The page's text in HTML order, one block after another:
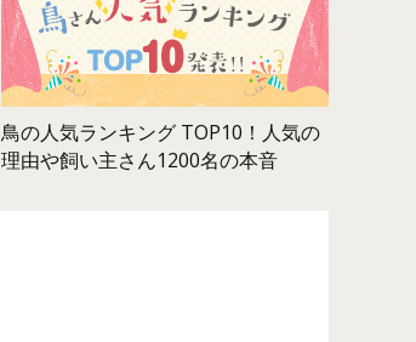
鳥の人気ランキング TOP10！人気の
理由や飼い主さん1200名の本音